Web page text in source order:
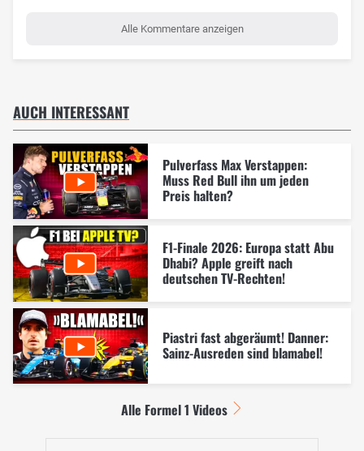
Alle Kommentare anzeigen
AUCH INTERESSANT
Pulverfass Max Verstappen:
Muss Red Bull ihn um jeden
Preis halten?
F1-Finale 2026: Europa statt Abu
Dhabi? Apple greift nach
deutschen TV-Rechten!
Piastri fast abgeräumt! Danner:
Sainz-Ausreden sind blamabel!
Alle Formel 1 Videos